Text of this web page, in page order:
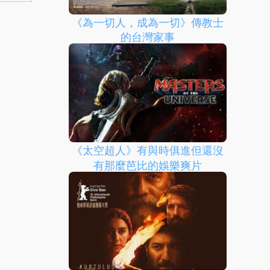
《為一切人，成為一切》傳教士
的台灣家事
《太空超人》有與時俱進但還沒
有那麼芭比的娛樂爽片